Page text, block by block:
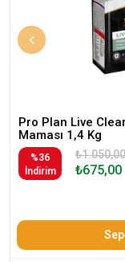
Pro Plan Live
Maması 1,4 Kg
%36
İndirim
₺675,00
₺1.050,00